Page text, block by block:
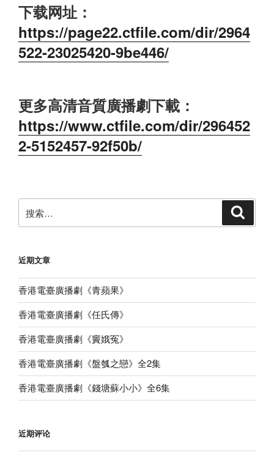
下载网址：
https://page22.ctfile.com/dir/2964
522-23025420-9be446/
更多高清音質廣播劇下載：
https://www.ctfile.com/dir/296452
2-5152457-92f50b/
索：
近期文章
香港電臺廣播劇《青蘋果》
香港電臺廣播劇《任氏傳》
香港電臺廣播劇《竇娥冤》
香港電臺廣播劇《盤瓠之戀》全2集
香港電臺廣播劇《錢塘蘇小小》全6集
近期评论